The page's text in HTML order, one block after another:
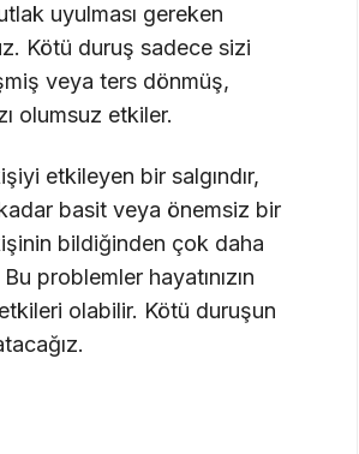
uyulması gereken
Kötü duruş sadece sizi
veya ters dönmüş,
olumsuz etkiler.
etkileyen bir salgındır,
kadar basit veya önemsiz bir
bildiğinden çok daha
problemler hayatınızın
etkileri olabilir. Kötü duruşun